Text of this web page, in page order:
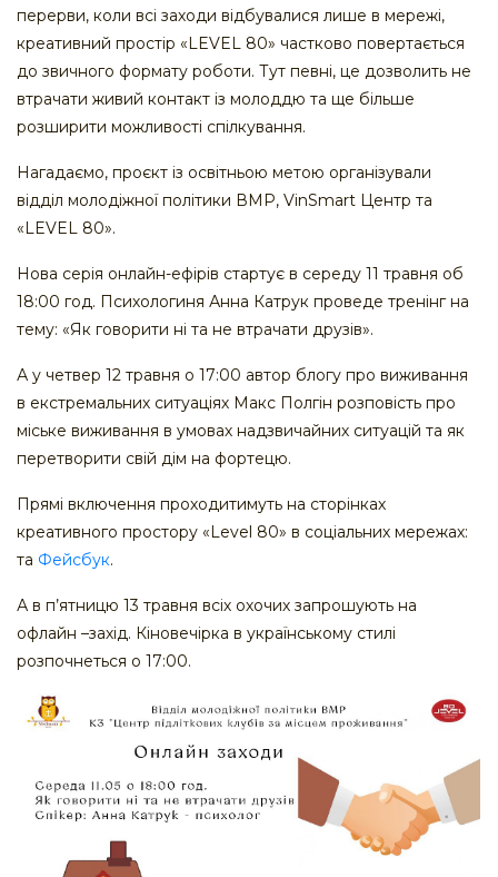
перерви, коли всі заходи відбувалися лише в мережі,
креативний простір «LEVEL 80» частково повертається
до звичного формату роботи. Тут певні, це дозволить не
втрачати живий контакт із молоддю та ще більше
розширити можливості спілкування.
Нагадаємо, проєкт із освітньою метою організували
відділ молодіжної політики ВМР, VinSmart Центр та
«LEVEL 80».
Нова серія онлайн-ефірів стартує в середу 11 травня об
18:00 год. Психологиня Анна Катрук проведе тренінг на
тему: «Як говорити ні та не втрачати друзів».
А у четвер 12 травня о 17:00 автор блогу про виживання
в екстремальних ситуаціях Макс Полгін розповість про
міське виживання в умовах надзвичайних ситуацій та як
перетворити свій дім на фортецю.
Прямі включення проходитимуть на сторінках
креативного простору «Level 80» в соціальних мережах:
та Фейсбук.
А в п’ятницю 13 травня всіх охочих запрошують на
офлайн –захід. Кіновечірка в українському стилі
розпочнеться о 17:00.